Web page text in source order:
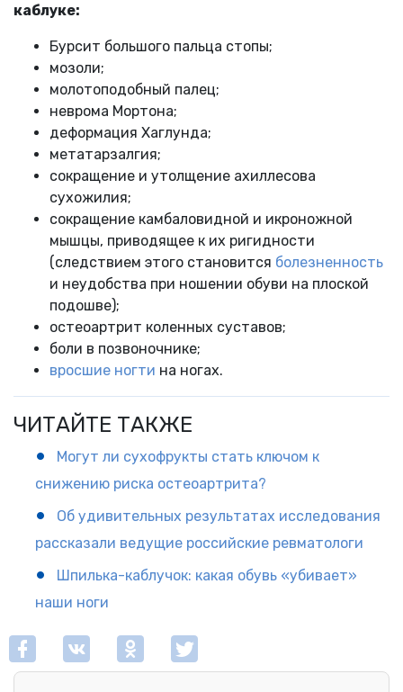
каблуке:
Бурсит большого пальца стопы;
мозоли;
молотоподобный палец;
неврома Мортона;
деформация Хаглунда;
метатарзалгия;
сокращение и утолщение ахиллесова
сухожилия;
сокращение камбаловидной и икроножной
мышцы, приводящее к их ригидности
(следствием этого становится болезненность
и неудобства при ношении обуви на плоской
подошве);
остеоартрит коленных суставов;
боли в позвоночнике;
вросшие ногти на ногах.
ЧИТАЙТЕ ТАКЖЕ
Могут ли сухофрукты стать ключом к
снижению риска остеоартрита?
Об удивительных результатах исследования
рассказали ведущие российские ревматологи
Шпилька-каблучок: какая обувь «убивает»
наши ноги